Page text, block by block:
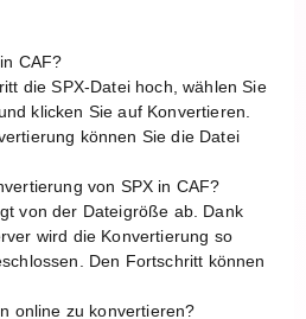
CAF?
die SPX-Datei hoch, wählen Sie
klicken Sie auf Konvertieren.
können Sie die Datei
von SPX in CAF?
von der Dateigröße ab. Dank
wird die Konvertierung so
Den Fortschritt können
online zu konvertieren?